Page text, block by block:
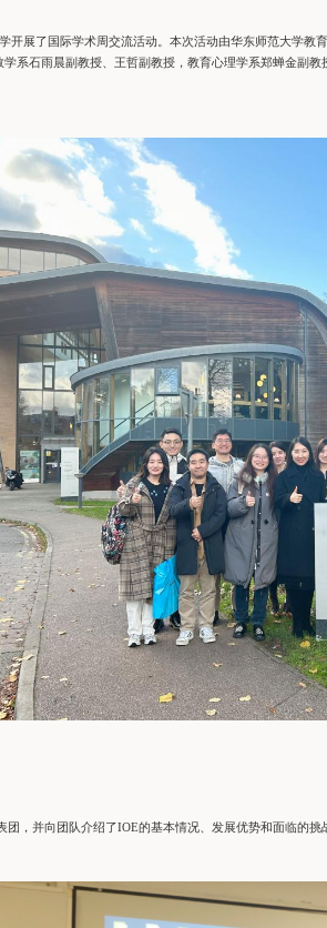
开展了国际学术周交流活动。本次活动由华东师范大学
学系石雨晨副教授、王哲副教授，教育心理学系郑蝉金
，并向团队介绍了IOE的基本情况、发展优势和面临的挑